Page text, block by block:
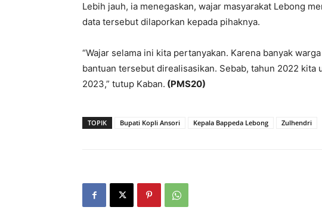
Lebih jauh, ia menegaskan, wajar masyarakat Lebong
data tersebut dilaporkan kepada pihaknya.
“Wajar selama ini kita pertanyakan. Karena banyak
bantuan tersebut direalisasikan. Sebab, tahun 2022 kita
2023,” tutup Kaban. (PMS20)
TOPIK Bupati Kopli Ansori Kepala Bappeda Lebong Zulhendri